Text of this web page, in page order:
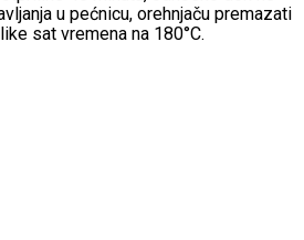
u pećnicu, orehnjaču premazati
sat vremena na 180°C.